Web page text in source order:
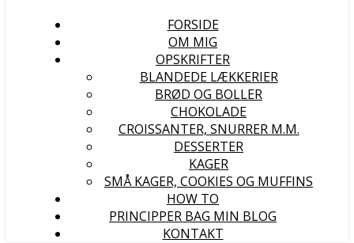
FORSIDE
OM MIG
OPSKRIFTER
BLANDEDE LÆKKERIER
BRØD OG BOLLER
CHOKOLADE
CROISSANTER, SNURRER M.M.
DESSERTER
KAGER
SMÅ KAGER, COOKIES OG MUFFINS
HOW TO
PRINCIPPER BAG MIN BLOG
KONTAKT